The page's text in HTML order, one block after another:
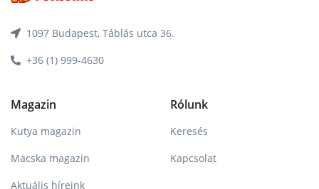
1097 Budapest, Táblás utca 36.
+36 (1) 999-4630
Magazin
Kutya magazin
Macska magazin
Aktuális híreink
Rólunk
Keresés
Kapcsolat